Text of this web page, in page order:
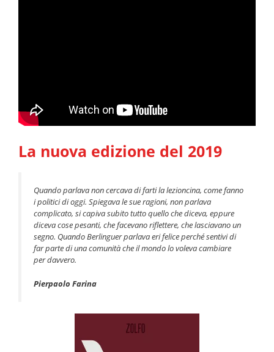
La nuova edizione del 2019
Quando parlava non cercava di farti la lezioncina, come fanno
i politici di oggi. Spiegava le sue ragioni, non parlava
complicato, si capiva subito tutto quello che diceva, eppure
diceva cose pesanti, che facevano riflettere, che lasciavano un
segno. Quando Berlinguer parlava eri felice perché sentivi di
far parte di una comunità che il mondo lo voleva cambiare
per davvero.
Pierpaolo Farina